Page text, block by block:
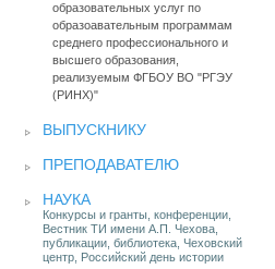
образовательных услуг по
образоавательным программам
среднего профессионального и
высшего образования,
реализуемым ФГБОУ ВО "РГЭУ
(РИНХ)"
ВЫПУСКНИКУ
ПРЕПОДАВАТЕЛЮ
НАУКА
Конкурсы и гранты, конференции,
Вестник ТИ имени А.П. Чехова,
публикации, библиотека, Чеховский
центр, Российский день истории